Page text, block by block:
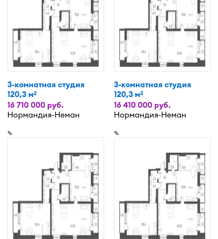
3-комнатная студия
120,3 м2
16 710 000 руб.
Нормандия-Неман
3-комнатная студия
120,3 м2
16 410 000 руб.
Нормандия-Неман
✎ ✎